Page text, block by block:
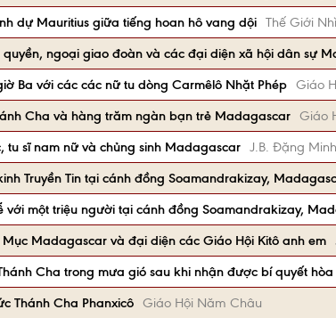
dự Mauritius giữa tiếng hoan hô vang dội Thế Giới
ngoại giao đoàn và các đại diện xã hội dân sự
Ba với các các nữ tu dòng Carmêlô Nhặt Phép Giáo
Cha và hàng trăm ngàn bạn trẻ Madagascar Giáo
tu sĩ nam nữ và chủng sinh Madagascar J.B. Đặng
Truyền Tin tại cánh đồng Soamandrakizay,
với một triệu người tại cánh đồng Soamandrakizay,
Madagascar và đại diện các Giáo Hội Kitô anh em
Cha trong mưa gió sau khi nhận được bí quyết
Thánh Cha Phanxicô Giáo Hội Năm Châu